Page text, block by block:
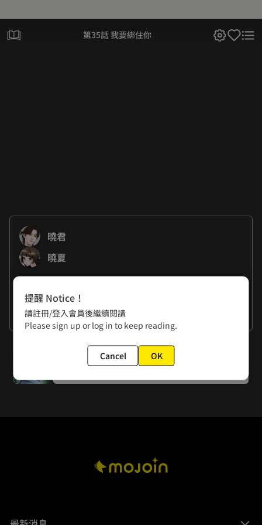
第35話 我要綁住你
曉君
曉夏
曉君：人與人的關係如果進展到”因為不甘心所以要爭取”的
地步，那是真的完蛋了……早點清醒，別浪費生命。(◐﹏◐)
曉夏：在愛情長跑中往往吃虧的就是付出最多的那位
┐(‘～；)┌
看更多
提醒 Notice！
請註冊/登入會員後繼續閱讀
Please sign up or log in to keep reading.
Cancel OK